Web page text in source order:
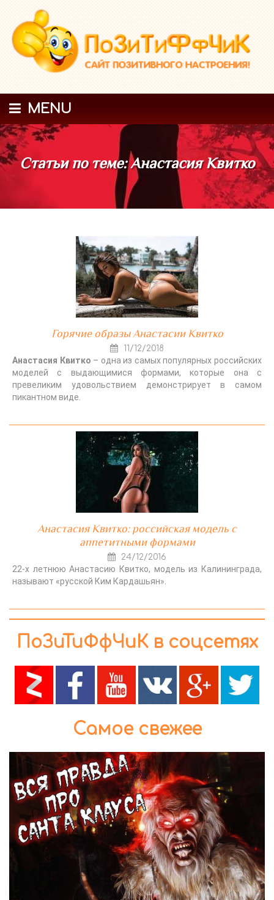
MENU
Статьи по теме: Анастасия Квитко
Горячие образы Анастасии Квитко
11/12/2018
Анастасия Квитко – одна из самых популярных российских
моделей с выдающимися формами, которые она с
превеликим удовольствием демонстрирует в самом
пикантном виде.
Анастасия Квитко: российская модель с
аппетитными формами
24/12/2016
22-х летнюю Анастасию Квитко, модель из Калининграда,
называют «русской Ким Кардашьян».
ПоЗиТиФфЧиК в соцсетях
Самое свежее